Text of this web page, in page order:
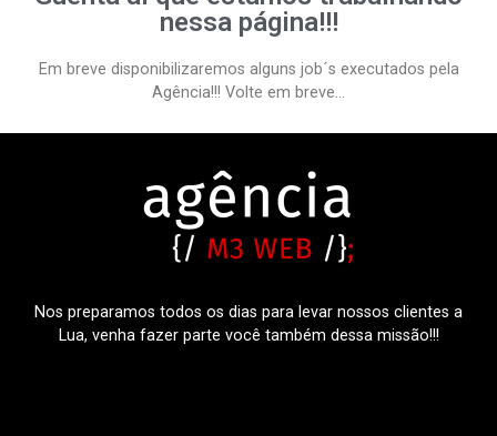
nessa página!!!
Em breve disponibilizaremos alguns job´s executados pela
Agência!!! Volte em breve…
Nos preparamos todos os dias para levar nossos clientes a
Lua, venha fazer parte você também dessa missão!!!